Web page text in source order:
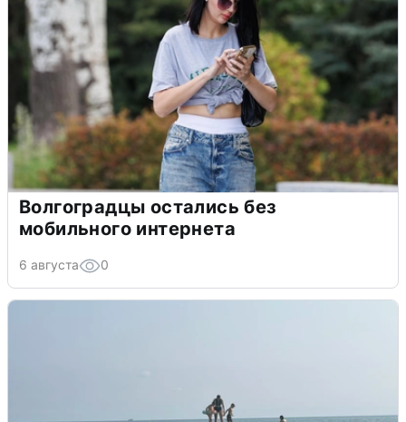
Волгоградцы остались без
мобильного интернета
6 августа 0